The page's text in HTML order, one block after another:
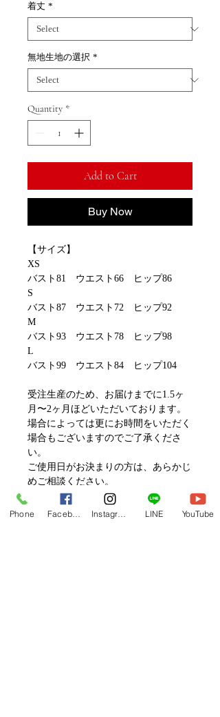
着丈 *
無地生地の選択 *
Quantity *
Add to Cart
Buy Now
【サイズ】
XS
バスト81 ウエスト66 ヒップ86
S
バスト87 ウエスト72 ヒップ92
M
バスト93 ウエスト78 ヒップ98
L
バスト99 ウエスト84 ヒップ104
受注生産のため、お届けまでに1.5ヶ
月〜2ヶ月ほどいただいております。
場合によっては更にお時間をいただく
場合もございますのでご了承くださ
い。
ご使用日がお決まりの方は、あらかじ
めご相談ください。
Phone LINE YouTube